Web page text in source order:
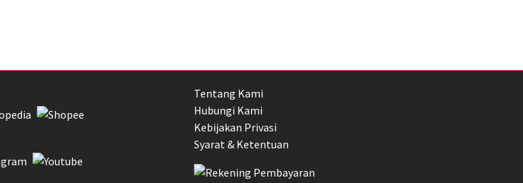
Tentang Kami
Hubungi Kami
Kebijakan Privasi
Syarat & Ketentuan